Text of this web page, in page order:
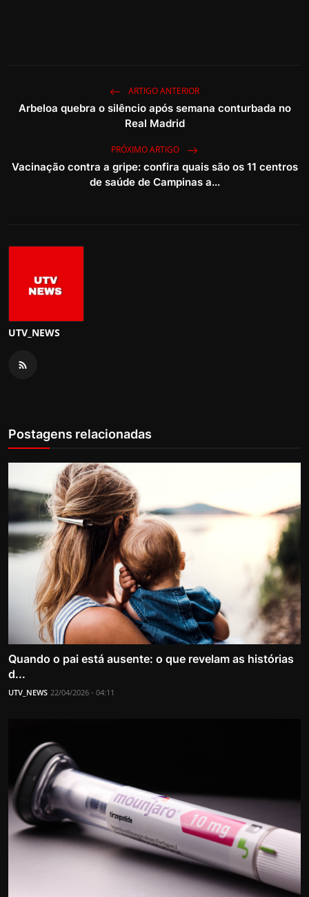
ARTIGO ANTERIOR
Arbeloa quebra o silêncio após semana conturbada no
Real Madrid
PRÓXIMO ARTIGO
Vacinação contra a gripe: confira quais são os 11 centros
de saúde de Campinas a...
UTV_NEWS
Postagens relacionadas
Quando o pai está ausente: o que revelam as histórias
d...
UTV_NEWS 22/04/2026 - 04:11